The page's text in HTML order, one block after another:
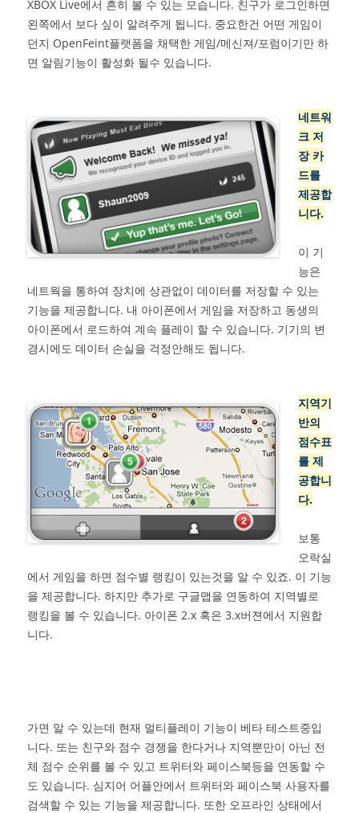
XBOX Live에서 흔히 볼 수 있는 모습니다. 친구가 로그인하면
왼쪽에서 보다 싶이 알려주게 됩니다. 중요한건 어떤 게임이
던지 OpenFeint플랫폼을 채택한 게임/메신져/포럼이기만 하
면 알림기능이 활성화 될수 있습니다.
네트워
크 저
장 카
드를
제공합
니다.
이 기
능은
네트웍을 통하여 장치에 상관없이 데이터를 저장할 수 있는
기능을 제공합니다. 내 아이폰에서 게임을 저장하고 동생의
아이폰에서 로드하여 계속 플레이 할 수 있습니다. 기기의 변
경시에도 데이터 손실을 걱정안해도 됩니다.
지역기
반의
점수표
를 제
공합니
다.
보통
오락실
에서 게임을 하면 점수별 랭킹이 있는것을 알 수 있죠. 이 기능
을 제공합니다. 하지만 추가로 구글맵을 연동하여 지역별로
랭킹을 볼 수 있습니다. 아이폰 2.x 혹은 3.x버젼에서 지원합
니다.
가면 알 수 있는데 현재 멀티플레이 기능이 베타 테스트중입
니다. 또는 친구와 점수 경쟁을 한다거나 지역뿐만이 아닌 전
체 점수 순위를 볼 수 있고 트위터와 페이스북등을 연동할 수
도 있습니다. 심지어 어플안에서 트위터와 페이스북 사용자를
검색할 수 있는 기능을 제공합니다. 또한 오프라인 상태에서